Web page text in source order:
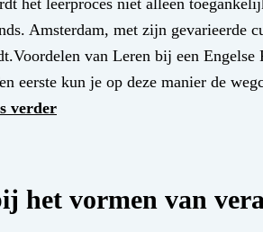
het leerproces niet alleen
Amsterdam, met zijn gevarieerde
van Leren bij een
eerste kun je op deze manier de
verder
het vormen van